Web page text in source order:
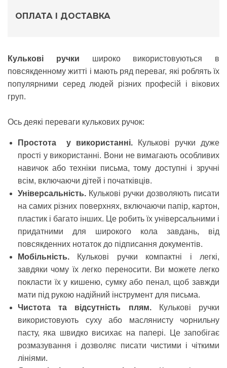
ОПЛАТА І ДОСТАВКА
Кулькові ручки широко використовуються в
повсякденному житті і мають ряд переваг, які роблять їх
популярними серед людей різних професій і вікових
груп.
Ось деякі переваги кулькових ручок:
Простота у використанні.
Кулькові ручки дуже
прості у використанні. Вони не вимагають особливих
навичок або техніки письма, тому доступні і зручні
всім, включаючи дітей і початківців.
Універсальність. Кулькові ручки дозволяють писати
на самих різних поверхнях, включаючи папір, картон,
пластик і багато інших. Це робить їх універсальними і
придатними для широкого кола завдань, від
повсякденних нотаток до підписання документів.
Мобільність. Кулькові ручки компактні і легкі,
завдяки чому їх легко переносити. Ви можете легко
покласти їх у кишеню, сумку або пенал, щоб завжди
мати під рукою надійний інструмент для письма.
Чистота та відсутність плям.
Кулькові ручки
використовують суху або маслянисту чорнильну
пасту, яка швидко висихає на папері. Це запобігає
розмазування і дозволяє писати чистими і чіткими
лініями.